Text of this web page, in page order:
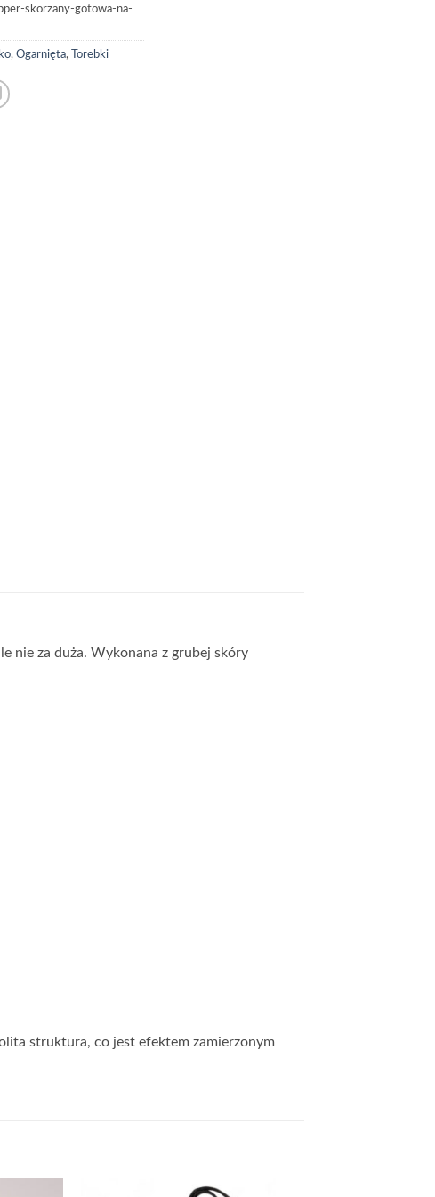
skorzany-gotowa-na-
, Ogarnięta, Torebki
nie za duża. Wykonana z grubej skóry
struktura, co jest efektem zamierzonym